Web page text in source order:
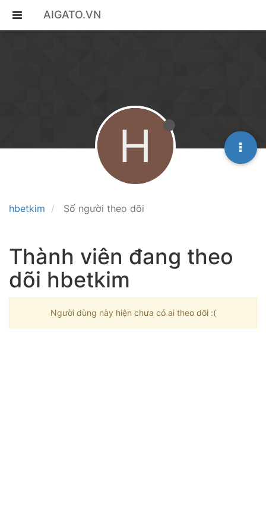
AIGATO.VN
hbetkim Số người theo dõi
H
Thành viên đang theo
dõi hbetkim
Người dùng này hiện chưa có ai theo dõi :(